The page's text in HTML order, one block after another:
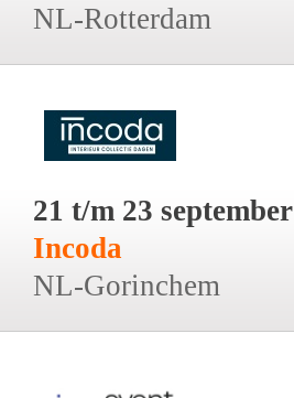
NL-Rotterdam
21 t/m 23 september
Incoda
NL-Gorinchem